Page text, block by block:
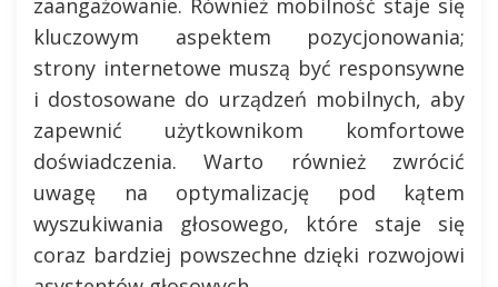
zaangażowanie. Również mobilność staje się
kluczowym aspektem pozycjonowania;
strony internetowe muszą być responsywne
i dostosowane do urządzeń mobilnych, aby
zapewnić użytkownikom komfortowe
doświadczenia. Warto również zwrócić
uwagę na optymalizację pod kątem
wyszukiwania głosowego, które staje się
coraz bardziej powszechne dzięki rozwojowi